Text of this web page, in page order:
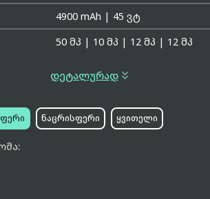
4900 mAh | 45 ვტ
50 მპ | 10 მპ | 12 მპ | 12 მპ
დეტალურად
ნაცრისფერი ყვითელი